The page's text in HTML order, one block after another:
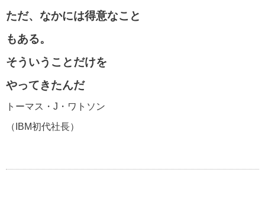
ただ、なかには得意なこと
もある。
そういうことだけを
やってきたんだ
トーマス・J・ワトソン
（IBM初代社長）